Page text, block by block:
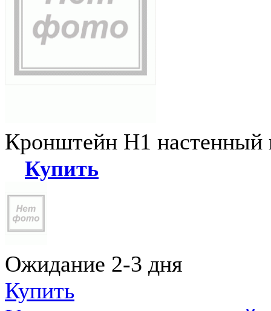
Кронштейн Н1
Купить
Ожидание 2-3 дня
Купить